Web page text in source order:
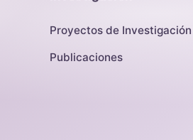
Proyectos de Investigación
Publicaciones